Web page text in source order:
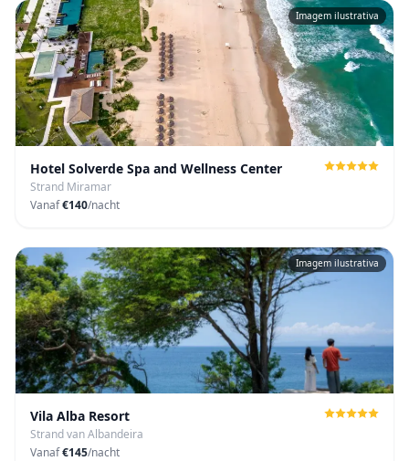
Imagem ilustrativa
Hotel Solverde Spa and Wellness Center
Strand Miramar
Vanaf€140/nacht
Imagem ilustrativa
Vila Alba Resort
Strand van Albandeira
Vanaf€145/nacht